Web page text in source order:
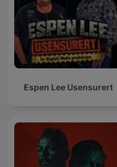
Espen Lee Usensurert